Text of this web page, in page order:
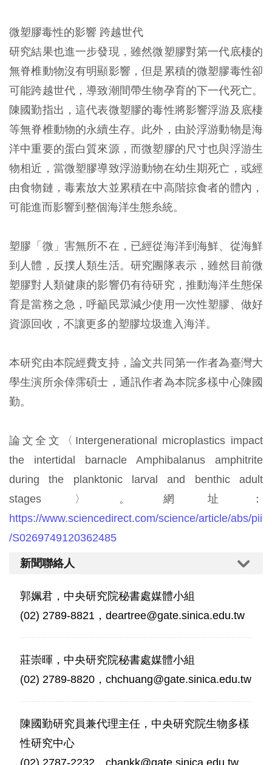
微塑膠毒性的影響 跨越世代
研究結果也進一步發現，雖然微塑膠對第一代底棲的
無脊椎動物沒有明顯影響，但是累積的微塑膠毒性卻
可能跨越世代，導致潮間帶生物孕育的下一代死亡。
陳國勤指出，這代表微塑膠的毒性將影響浮游及底棲
等無脊椎動物的永續生存。此外，由於浮游動物是海
洋中重要的蛋白質來源，而微塑膠的尺寸也與浮游生
物相近，當微塑膠導致浮游動物在幼生期死亡，或經
由食物鏈，毒素放大並累積在中高階掠食者的體內，
可能進而影響到整個海洋生態糸統。
塑膠「微」害無所不在，已經從海洋到海鮮、從海鮮
到人體，反撲人類生活。研究團隊表示，雖然目前微
塑膠對人類健康的影響仍有待研究，推動海洋生態保
育是當務之急，呼籲民眾減少使用一次性塑膠、做好
資源回收，不讓更多的塑膠垃圾進入海洋。
本研究由本院經費支持，論文共同第一作者為臺灣大
學生演所余倖霈碩士，通訊作者為本院多樣中心陳國
勤。
論文全文〈Intergenerational microplastics impact
the intertidal barnacle Amphibalanus amphitrite
during the planktonic larval and benthic adult
stages〉。網址：
https://www.sciencedirect.com/science/article/abs/pii
/S0269749120362485
新聞聯絡人
郭姵君，中央研究院秘書處媒體小組
(02) 2789-8821，deartree@gate.sinica.edu.tw
莊崇暉，中央研究院秘書處媒體小組
(02) 2789-8820，chchuang@gate.sinica.edu.tw
陳國勤研究員兼代理主任，中央研究院生物多樣
性研究中心
(02) 2787-2232，chankk@gate.sinica.edu.tw